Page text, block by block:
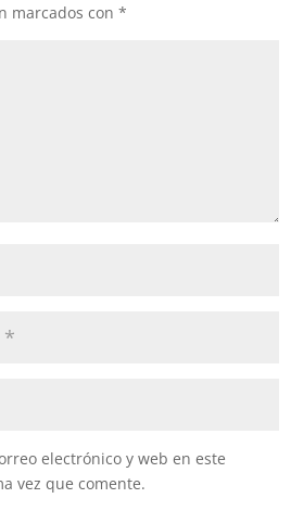
marcados con*
electrónico y web en este
vez que comente.